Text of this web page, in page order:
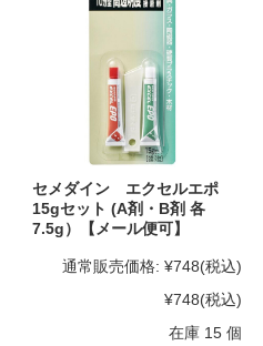
セメダイン エクセルエポ
15gセット (A剤・B剤 各
7.5g）【メール便可】
通常販売価格: ¥748(税込)
¥748(税込)
在庫 15 個